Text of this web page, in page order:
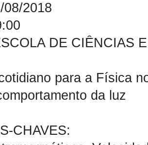
08/2018
DE CIÊNCIAS
para a Física
da luz
CHAVES: